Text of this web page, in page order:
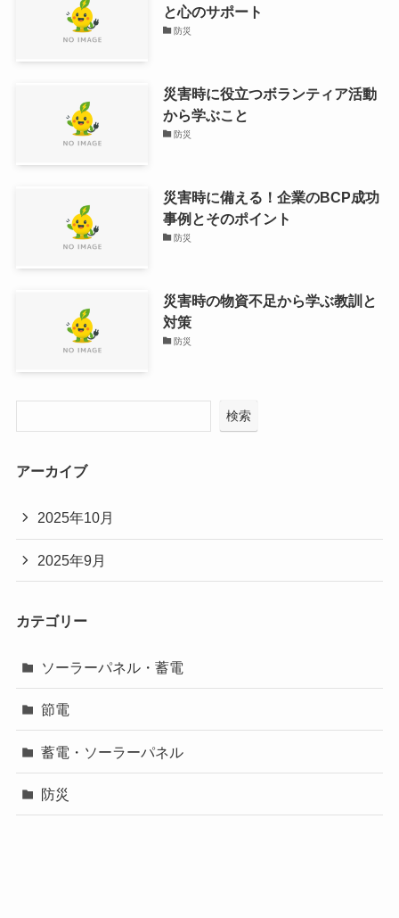
と心のサポート
防災
災害時に役立つボランティア活動
から学ぶこと
防災
災害時に備える！企業のBCP成功
事例とそのポイント
防災
災害時の物資不足から学ぶ教訓と
対策
防災
検索
アーカイブ
2025年10月
2025年9月
カテゴリー
ソーラーパネル・蓄電
節電
蓄電・ソーラーパネル
防災